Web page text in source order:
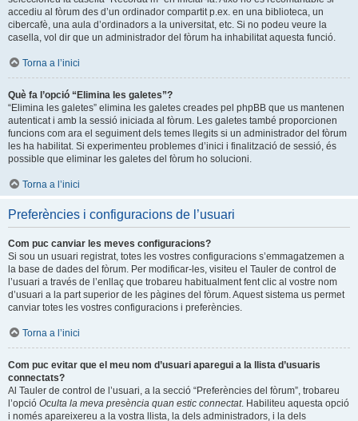
accediu al fòrum des d’un ordinador compartit p.ex. en una biblioteca, un
cibercafè, una aula d’ordinadors a la universitat, etc. Si no podeu veure la
casella, vol dir que un administrador del fòrum ha inhabilitat aquesta funció.
Torna a l’inici
Què fa l’opció “Elimina les galetes”?
“Elimina les galetes” elimina les galetes creades pel phpBB que us mantenen
autenticat i amb la sessió iniciada al fòrum. Les galetes també proporcionen
funcions com ara el seguiment dels temes llegits si un administrador del fòrum
les ha habilitat. Si experimenteu problemes d’inici i finalització de sessió, és
possible que eliminar les galetes del fòrum ho solucioni.
Torna a l’inici
Preferències i configuracions de l’usuari
Com puc canviar les meves configuracions?
Si sou un usuari registrat, totes les vostres configuracions s’emmagatzemen a
la base de dades del fòrum. Per modificar-les, visiteu el Tauler de control de
l’usuari a través de l’enllaç que trobareu habitualment fent clic al vostre nom
d’usuari a la part superior de les pàgines del fòrum. Aquest sistema us permet
canviar totes les vostres configuracions i preferències.
Torna a l’inici
Com puc evitar que el meu nom d’usuari aparegui a la llista d’usuaris
connectats?
Al Tauler de control de l’usuari, a la secció “Preferències del fòrum”, trobareu
l’opció Oculta la meva presència quan estic connectat. Habiliteu aquesta opció
i només apareixereu a la vostra llista, la dels administradors, i la dels